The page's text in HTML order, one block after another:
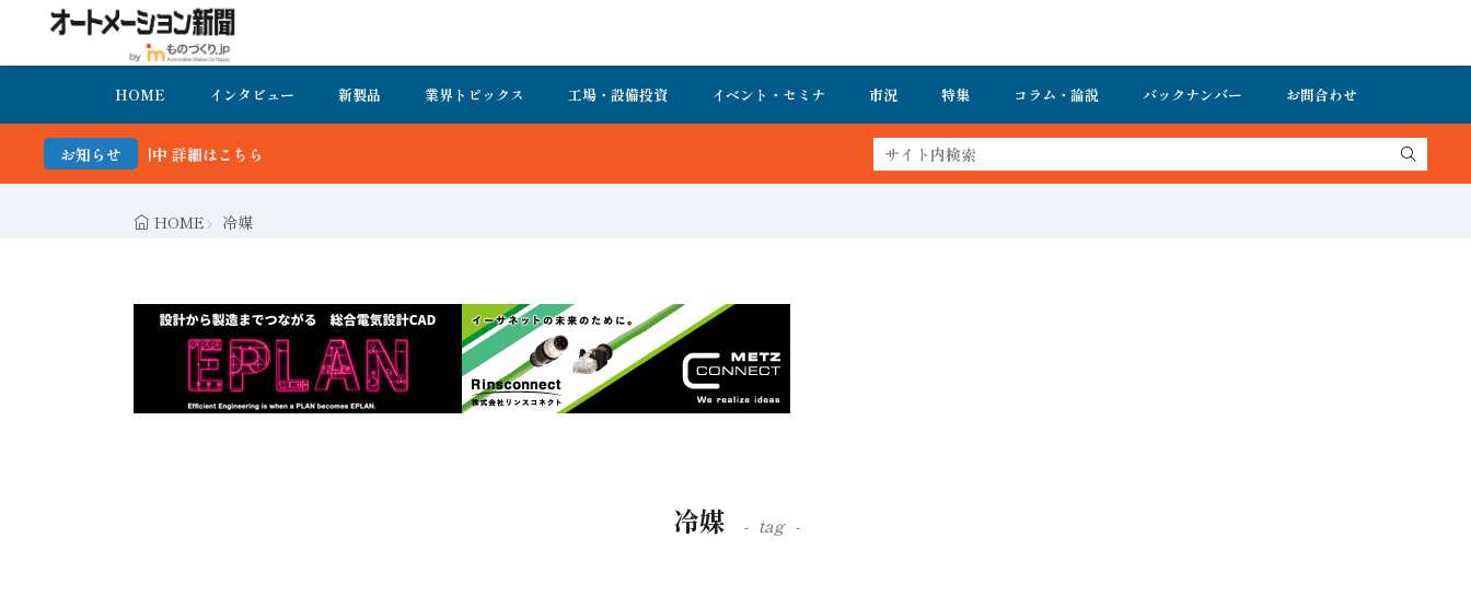
HOME インタビュー 新製品 業界トピックス 工場・設備投資 イベント・セミナ 市況 特集 コラム・論説 バックナンバー お問合わせ
お知らせ FA・製造業界の最新動向がまとめて分かる！オートメーション新聞 最新号＆バックナンバ
HOME 冷媒
冷媒 tag